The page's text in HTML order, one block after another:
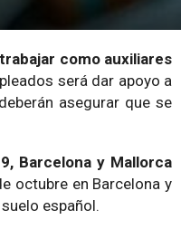
como auxiliares
será dar apoyo a
asegurar que se
Barcelona y Mallorca
octubre en Barcelona y
español.